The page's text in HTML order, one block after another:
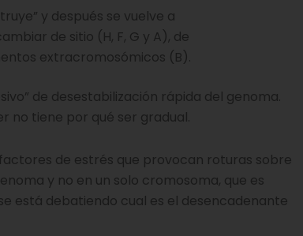
y después se vuelve a
de sitio (H, F, G y A), de
extracromosómicos (B).
de desestabilización rápida del genoma.
no tiene por qué ser gradual.
de estrés que provocan roturas sobre
y no en un solo cromosoma, que es
está debatiendo cual es el desencadenante